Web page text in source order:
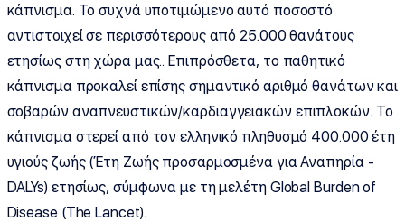
κάπνισμα. Το συχνά υποτιμώμενο αυτό ποσοστό
αντιστοιχεί σε περισσότερους από 25.000 θανάτους
ετησίως στη χώρα μας.. Επιπρόσθετα, το παθητικό
κάπνισμα προκαλεί επίσης σημαντικό αριθμό θανάτων και
σοβαρών αναπνευστικών/καρδιαγγειακών επιπλοκών. Το
κάπνισμα στερεί από τον ελληνικό πληθυσμό 400.000 έτη
υγιούς ζωής (Έτη Ζωής προσαρμοσμένα για Αναπηρία -
DALYs) ετησίως, σύμφωνα με τη μελέτη Global Burden of
Disease (The Lancet).